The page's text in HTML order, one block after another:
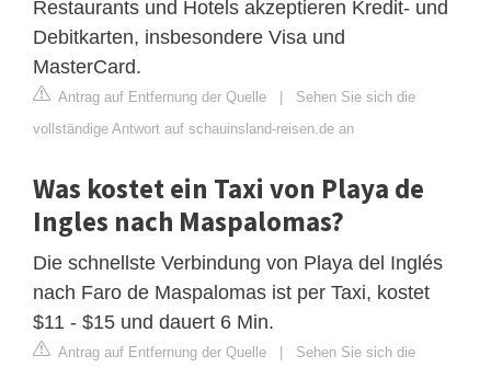
Restaurants und Hotels akzeptieren Kredit- und
Debitkarten, insbesondere Visa und
MasterCard.
Antrag auf Entfernung der Quelle | Sehen Sie sich die
vollständige Antwort auf schauinsland-reisen.de an
Was kostet ein Taxi von Playa de
Ingles nach Maspalomas?
Die schnellste Verbindung von Playa del Inglés
nach Faro de Maspalomas ist per Taxi, kostet
$11 - $15 und dauert 6 Min.
Antrag auf Entfernung der Quelle | Sehen Sie sich die